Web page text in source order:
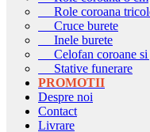
Role coroana
Cruce burete
Inele burete
Celofan coroane si
Stative funerare
PROMOTII
Despre noi
Contact
Livrare